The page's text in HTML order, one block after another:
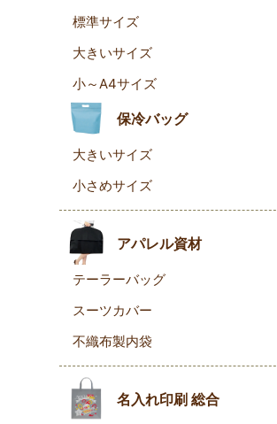
標準サイズ
大きいサイズ
小～A4サイズ
保冷バッグ
大きいサイズ
小さめサイズ
アパレル資材
テーラーバッグ
スーツカバー
不織布製内袋
名入れ印刷 総合